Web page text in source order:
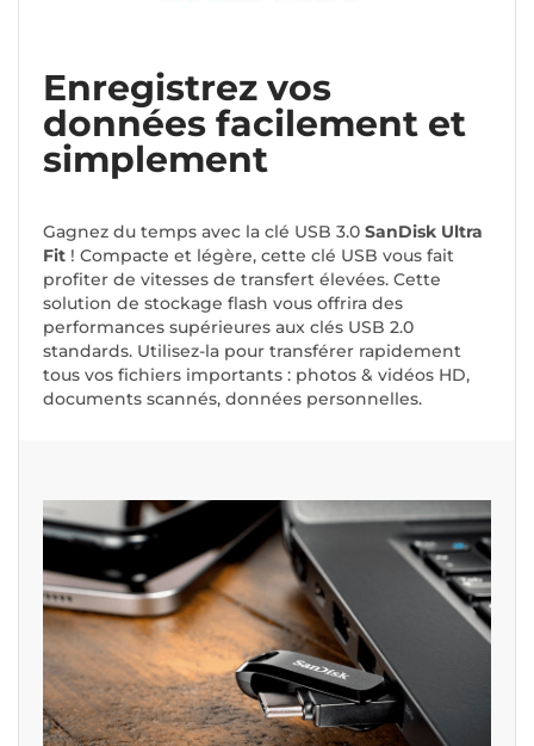
Enregistrez vos
données facilement et
simplement
Gagnez du temps avec la clé USB 3.0 SanDisk Ultra
Fit ! Compacte et légère, cette clé USB vous fait
profiter de vitesses de transfert élevées. Cette
solution de stockage flash vous offrira des
performances supérieures aux clés USB 2.0
standards. Utilisez-la pour transférer rapidement
tous vos fichiers importants : photos & vidéos HD,
documents scannés, données personnelles.